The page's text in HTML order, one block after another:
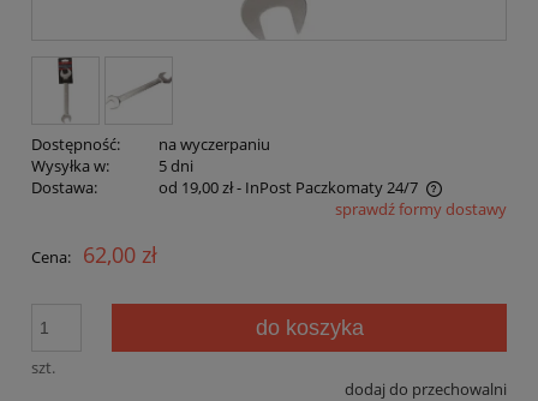
Dostępność:
na wyczerpaniu
Wysyłka w:
5 dni
Dostawa:
od 19,00 zł- InPost Paczkomaty 24/7
Cena nie zawiera ewentualnych kosztów płatnościsprawdź formy dostawy
Cena: 62,00 zł
szt.
do koszyka
dodaj do przechowalni